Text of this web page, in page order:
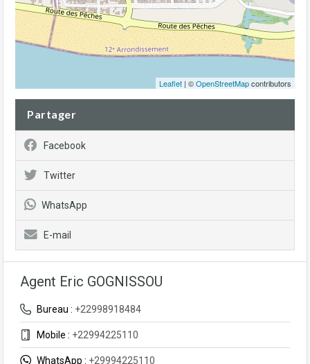
Leaflet | ©OpenStreetMapcontributors
Partager
Facebook
Twitter
WhatsApp
E-mail
Agent Eric GOGNISSOU
Bureau : +22998918484
Mobile : +22994225110
WhatsApp : +29994225110